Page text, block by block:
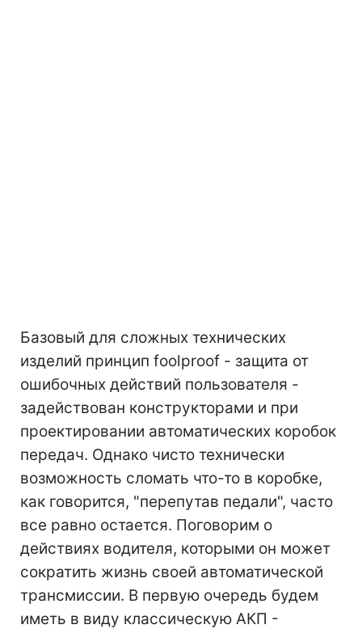
Базовый для сложных технических
изделий принцип foolproof - защита от
ошибочных действий пользователя -
задействован конструкторами и при
проектировании автоматических коробок
передач. Однако чисто технически
возможность сломать что-то в коробке,
как говорится, "перепутав педали", часто
все равно остается. Поговорим о
действиях водителя, которыми он может
сократить жизнь своей автоматической
трансмиссии. В первую очередь будем
иметь в виду классическую АКП -